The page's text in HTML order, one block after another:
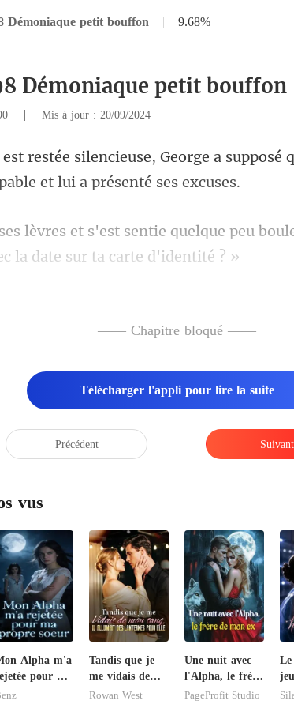
Démoniaque petit bouffon | 9.68%
Démoniaque petit bouffon
| Mis à jour : 20/09/2024
e a supposé
elque peu
—— Chapitre bloqué ——
Télécharger l'appli pour lire la suite
Précédent Suivant
vus
Alpha m'a
pour ma
soeur
Tandis que je
me vidais de
mon sang, il
Rowan West
Une nuit avec
l'Alpha, le frère
de mon ex
PageProfit Studio